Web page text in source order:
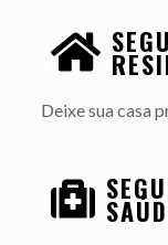
.
Deixe sua casa
.